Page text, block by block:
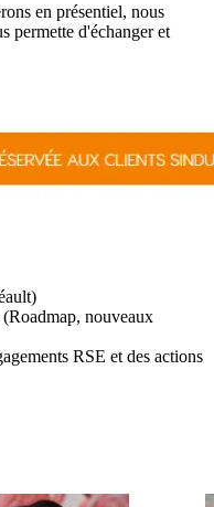
en présentiel, nous
permette d'échanger et
nouveaux
RSE et des actions